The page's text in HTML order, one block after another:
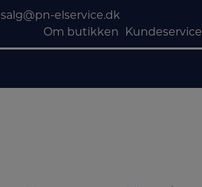
salg@pn-elservice.dk
Om butikken
Kundeservice